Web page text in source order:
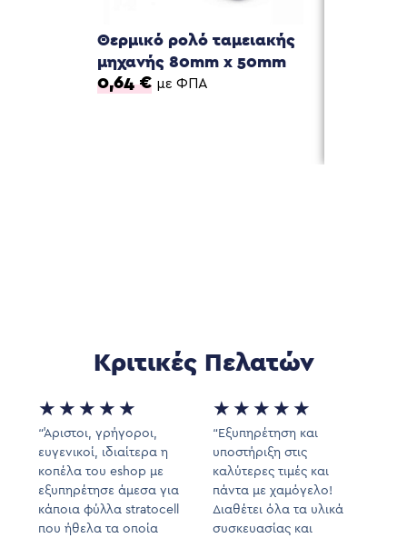
Θερμικό ρολό ταμειακής
μηχανής 80mm x 50mm
0,64€ με ΦΠΑ
Κριτικές Πελατών
★ ★ ★ ★ ★
“Άριστοι, γρήγοροι,
ευγενικοί, ιδιαίτερα η
κοπέλα του eshop με
εξυπηρέτησε άμεσα για
κάποια φύλλα stratocell
που ήθελα τα οποία
★ ★ ★ ★ ★
“Εξυπηρέτηση και
υποστήριξη στις
καλύτερες τιμές και
πάντα με χαμόγελο!
Διαθέτει όλα τα υλικά
συσκευασίας και